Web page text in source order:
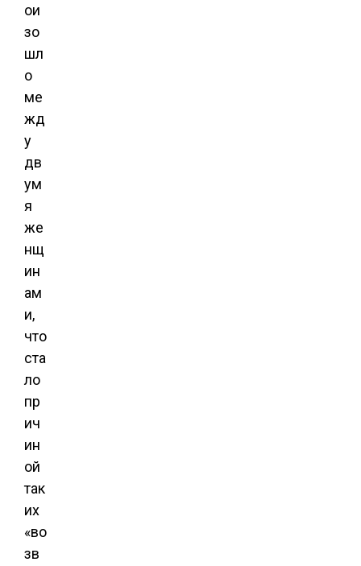
ои
зо
шл
о
ме
жд
у
дв
ум
я
же
нщ
ин
ам
и,
что
ста
ло
пр
ич
ин
ой
так
их
«во
зв